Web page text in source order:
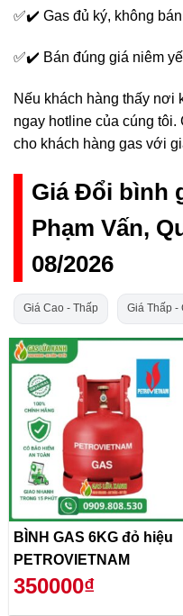
✅✔️ Gas đủ ký, không bán
✅✔️ Bán đúng giá niêm
Nếu khách hàng thấy nơi
ngay hotline của cúng tôi.
cho khách hàng gas với
Giá Đổi bình
Phạm Vấn,
08/2026
Giá Cao - Thấp Giá Thấp -
BÌNH GAS 6KG đỏ hiệu
PETROVIETNAM
350000₫